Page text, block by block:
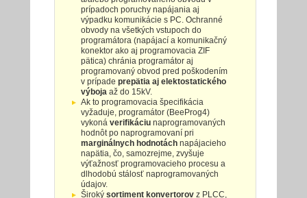
prípadoch poruchy napájania aj
výpadku komunikácie s PC. Ochranné
obvody na všetkých vstupoch do
programátora (napájací a komunikačný
konektor ako aj programovacia ZIF
pätica) chránia programátor aj
programovaný obvod pred poškodením
v prípade prepätia aj elektostatického
výbojaaž do 15kV.
Ak to programovacia špecifikácia
vyžaduje, programátor (BeeProg4)
vykoná verifikáciunaprogramovaných
hodnôt po naprogramovaní pri
marginálnych hodnotáchnapájacieho
napätia, čo, samozrejme, zvyšuje
výťažnosť programovacieho procesu a
dlhodobú stálosť naprogramovaných
údajov.
Široký sortiment konvertorov z PLCC,